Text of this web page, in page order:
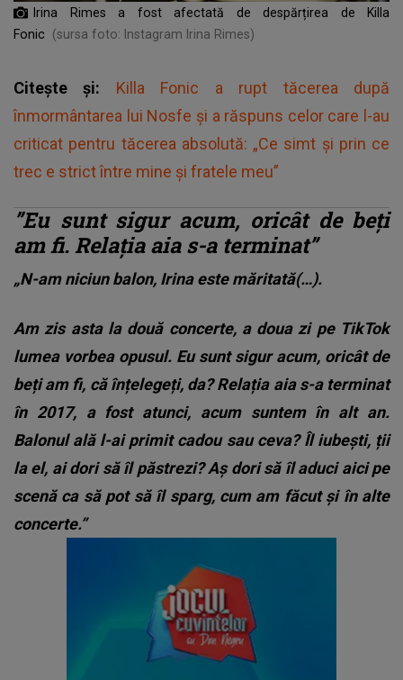
Irina Rimes a fost afectată de despărțirea de Killa
Fonic
(sursa foto: Instagram Irina Rimes)
Citește și: Killa Fonic a rupt tăcerea după
înmormântarea lui Nosfe și a răspuns celor care l-au
criticat pentru tăcerea absolută: „Ce simt și prin ce
trec e strict între mine și fratele meu”
”Eu sunt sigur acum, oricât de beți
am fi. Relația aia s-a terminat”
„N-am niciun balon, Irina este măritată(…).
Am zis asta la două concerte, a doua zi pe TikTok
lumea vorbea opusul. Eu sunt sigur acum, oricât de
beți am fi, că înțelegeți, da? Relația aia s-a terminat
în 2017, a fost atunci, acum suntem în alt an.
Balonul ală l-ai primit cadou sau ceva? Îl iubești, ții
la el, ai dori să îl păstrezi? Aș dori să îl aduci aici pe
scenă ca să pot să îl sparg, cum am făcut și în alte
concerte.”